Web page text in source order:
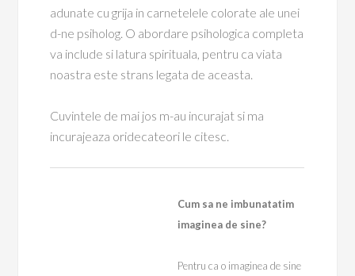
adunate cu grija in carnetelele colorate ale unei
d-ne psiholog. O abordare psihologica completa
va include si latura spirituala, pentru ca viata
noastra este strans legata de aceasta.
Cuvintele de mai jos m-au incurajat si ma
incurajeaza oridecateori le citesc.
Cum sa ne imbunatatim
imaginea de sine?
Pentru ca o imaginea de sine